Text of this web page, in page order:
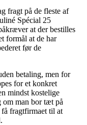
fragt på de fleste af
Spécial 25
at der bestilles
formål at de har
før de
betaling, men for
for et konkret
mindst kostelige
man bor tæt på
fragtfirmaet til at